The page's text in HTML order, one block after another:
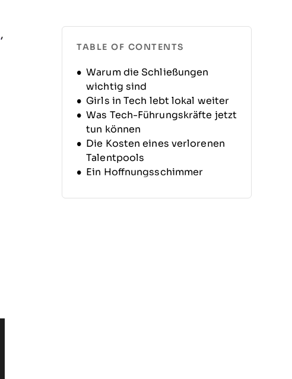
,
TABLE OF CONTENTS
Warum die Schließungen
wichtig sind
Girls in Tech lebt lokal weiter
Was Tech-Führungskräfte jetzt
tun können
Die Kosten eines verlorenen
Talentpools
Ein Hoffnungsschimmer